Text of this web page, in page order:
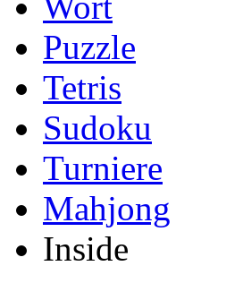
Puzzle
Tetris
Sudoku
Turniere
Mahjong
Inside